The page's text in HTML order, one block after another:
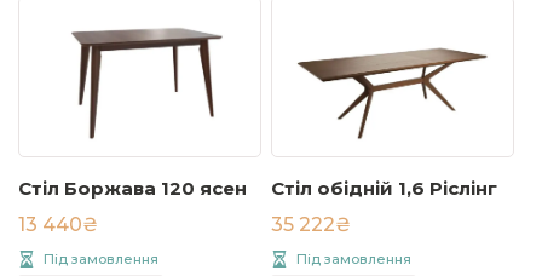
Стіл Боржава 120 ясен
13 440₴
Під замовлення
Стіл обідній 1,6 Ріслінг
35 222₴
Під замовлення